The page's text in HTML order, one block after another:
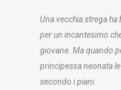
Una vecchia strega
per un incantesimo
giovane. Ma quando
principessa neonata
secondo i piani.